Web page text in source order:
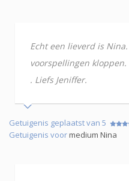
Echt een lieverd is
voorspellingen
. Liefs Jeniffer.
Getuigenis geplaatst van 5
Getuigenis voormedium Nina